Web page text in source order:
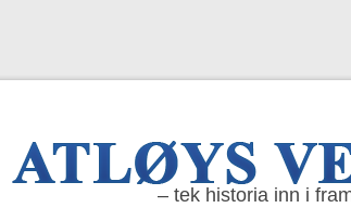
– tek historia inn i